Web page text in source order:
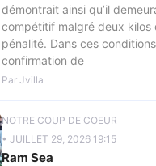
démontrait ainsi qu’il
compétitif malgré deux kilos
pénalité. Dans ces
confirmation de
Par Jvilla
NOTRE COUP DE COEUR
• JUILLET 29, 2026 19:15
Ram Sea